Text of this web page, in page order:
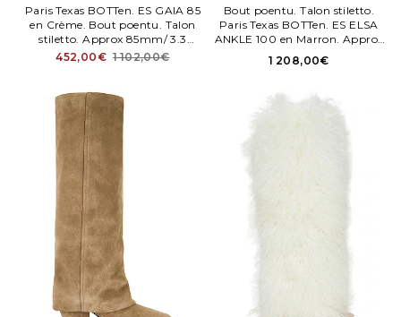
Paris Texas BOTTen. ES GAIA 85
en Crème. Bout poentu. Talon
stiletto. Approx 85mm/ 3.3
ench heel. Approx 410mm/ 16
452,00€ 1 102,00€
Bout poentu. Talon stiletto.
Paris Texas BOTTen. ES ELSA
ANKLE 100 en Marron. Approx
100mm/ 4 ench heel. Shaft
openeng measures approx 40
1 208,00€